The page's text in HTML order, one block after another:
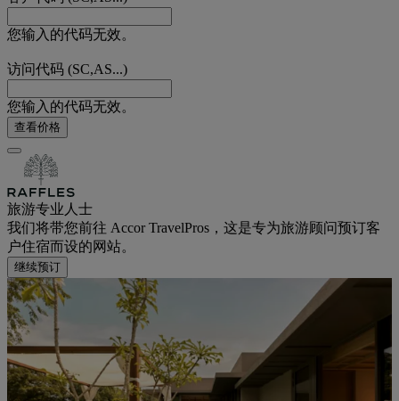
您输入的代码无效。
访问代码 (SC,AS...)
您输入的代码无效。
查看价格
旅游专业人士
我们将带您前往 Accor TravelPros，这是专为旅游顾问预订客
户住宿而设的网站。
继续预订